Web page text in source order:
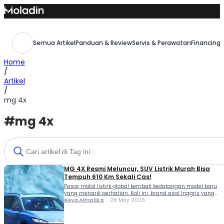
Skip
to
Semua ArtikelPanduan & ReviewServis & Perawatan
Home
/
Artikel
/
mg 4x
#mg 4x
MG 4X Resmi Meluncur, SUV Listrik Murah Bisa
Tempuh 610 Km Sekali Cas!
Pasar mobil listrik global kembali kedatangan model baru
yang menarik perhatian. Kali ini, brand asal Inggris yang
berada di bawah naungan SAIC Motor, yakni MG Motor
Reva Almalika 28 May 2026